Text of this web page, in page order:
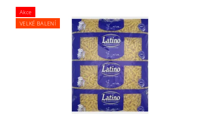
Akce
VELKÉ BALENÍ